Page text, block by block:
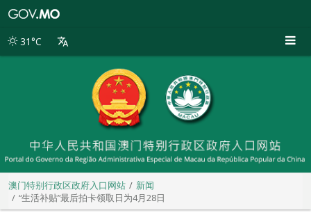
别
31°C
澳门特别行政区政府入口网站
新闻
“生活补贴”最后拍卡领取日为4月28日